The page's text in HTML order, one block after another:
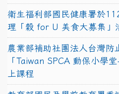
衛生福利部國民健康署於
理「穀 for U 美食大募集」
農業部補助社團法人台灣防
「Taiwan SPCA 動保小學
上課程